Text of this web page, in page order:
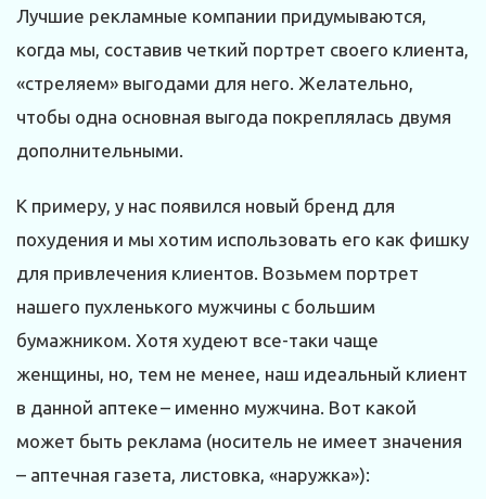
Лучшие рекламные компании придумываются,
когда мы, составив четкий портрет своего клиента,
«стреляем» выгодами для него. Желательно,
чтобы одна основная выгода покреплялась двумя
дополнительными.
К примеру, у нас появился новый бренд для
похудения и мы хотим использовать его как фишку
для привлечения клиентов. Возьмем портрет
нашего пухленького мужчины с большим
бумажником. Хотя худеют все-таки чаще
женщины, но, тем не менее, наш идеальный клиент
в данной аптеке – именно мужчина. Вот какой
может быть реклама (носитель не имеет значения
– аптечная газета, листовка, «наружка»):